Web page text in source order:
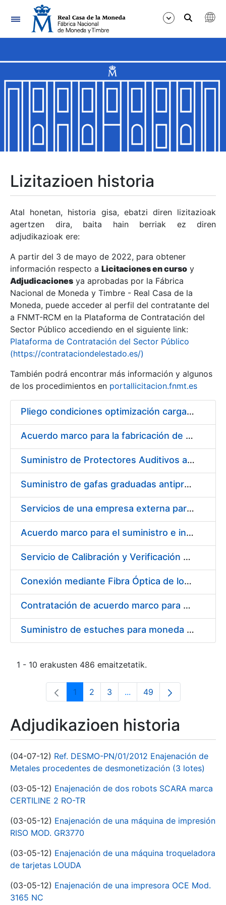
Nabigazioa
Erakutsi/Ezkutatu
Erakutsi/Ezkutatu
Erakutsi/Ezkutatu
Erakutsi/Ezkutatu
Erakutsi/Ezkutatu
Erakutsi/Ezkutatu
Erakutsi/Ezkutatu
Erakutsi/Ezkutatu
Lizitazioen historia
Atal honetan, historia gisa, ebatzi diren lizitazioak
agertzen dira, baita hain berriak ez diren
adjudikazioak ere:
A partir del 3 de mayo de 2022, para obtener
información respecto a Licitaciones en curso y
Adjudicaciones ya aprobadas por la Fábrica
Nacional de Moneda y Timbre - Real Casa de la
Moneda, puede acceder al perfil del contratante del
a FNMT-RCM en la Plataforma de Contratación del
Sector Público accediendo en el siguiente link:
Plataforma de Contratación del Sector Público
(https://contrataciondelestado.es/)
También podrá encontrar más información y algunos
de los procedimientos en portallicitacion.fnmt.es
Pliego condiciones optimización cargas compras firmado
Acuerdo marco para la fabricación de piezas
Suministro de Protectores Auditivos a medida para las personas trabajadoras de los Centros de Trabajo de Madrid y Burgos
Suministro de gafas graduadas antiproyecciones para los trabajadores de la FNMT-RCM en los centros de trabajo de Madrid y Burgos
Servicios de una empresa externa para el asesoramiento y resolución de los recursos de alzada que se presentan relacionados con procesos de selección para la FNMT-RCM
Acuerdo marco para el suministro e instalación de persianas, estores y otros complementos
Servicio de Calibración y Verificación Externa de los Equipos de Medición del Servicio de Prevención de la FNMT-RCM
Conexión mediante Fibra Óptica de los Centros de Proceso de Datos (CPDs) de las sedes de la FNMT-RCM de Burgos y Madrid
Contratación de acuerdo marco para el Suministro de Material de Electricidad para la Fábrica Nacional de Moneda y Timbre-Real Casa de la Moneda en su centro de trabajo de Burgos
Suministro de estuches para moneda de 30 €
1 - 10 erakusten 486 emaitzetatik.
Orrialdea
1 Orrialdea
2 Orrialdea
3 ...Intermediate Pages Use
Orrialdea
49
Adjudikazioen historia
(04-07-12) Ref. DESMO-PN/01/2012 Enajenación de
Metales procedentes de desmonetización (3 lotes)
(03-05-12) Enajenación de dos robots SCARA marca
CERTILINE 2 RO-TR
(03-05-12) Enajenación de una máquina de impresión
RISO MOD. GR3770
(03-05-12) Enajenación de una máquina troqueladora
de tarjetas LOUDA
(03-05-12) Enajenación de una impresora OCE Mod.
3165 NC